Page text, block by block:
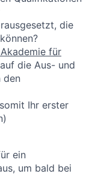
die
für
die Aus- und
den
Ihr erster
ein
um bald bei